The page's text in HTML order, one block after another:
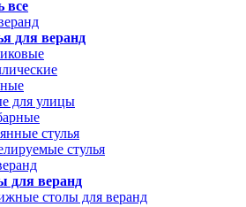
все
для веранд
для улицы
стулья
стулья
для веранд
столы для веранд